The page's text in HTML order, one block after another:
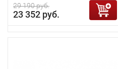
29 190 руб.
23 352 руб.